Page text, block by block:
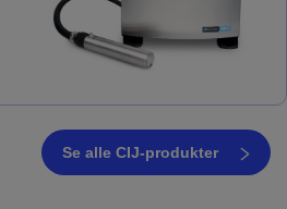
Se alle CIJ-produkter